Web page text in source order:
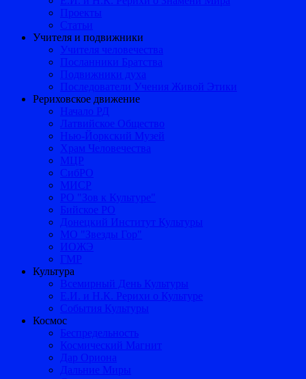
Проекты
Статьи
Учителя и подвижники
Учителя человечества
Посланники Братства
Подвижники духа
Последователи Учения Живой Этики
Рериховское движение
Начало РД
Латвийское Общество
Нью-Йоркский Музей
Храм Человечества
МЦР
СибРО
МИСР
РО "Зов к Культуре"
Бийское РО
Донецкий Институт Культуры
МО "Звезды Гор"
ИОЖЭ
ГМР
Культура
Всемирный День Культуры
Е.И. и Н.К. Рерихи о Культуре
События Культуры
Космос
Беспредельность
Космический Магнит
Дар Ориона
Дальние Миры